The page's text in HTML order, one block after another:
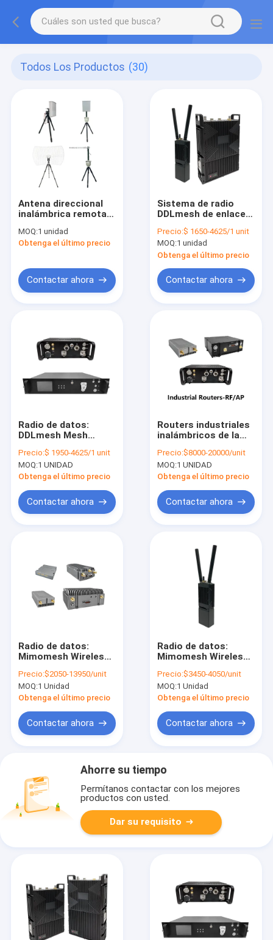
Todos Los Productos (30)
Antena direccional
inalámbrica remota
control servo para
seguimiento en
utilizando el
protocolo MAVLink y
motor servo sin
MOQ:1 unidad
Obtenga el último precio
Contactar ahora
Sistema de radio
DDLmesh de enlace
con baja latencia de
ultrarrango y
transmisión de datos
multicanal
Precio:$ 1650-4625/1 unit
MOQ:1 unidad
Obtenga el último precio
Contactar ahora
Radio de datos:
DDLmesh Mesh
Vehículo de enlace
de datos / montado
en el bastidor Serie-
baja latencia、bajo
costo Video HD y
a distancia Enlace de
Precio:$ 1950-4625/1 unit
MOQ:1 UNIDAD
Obtenga el último precio
Contactar ahora
Routers industriales
inalámbricos de la
Precio:$8000-20000/unit
MOQ:1 UNIDAD
Obtenga el último precio
Contactar ahora
Radio de datos:
Mimomesh Wireless
Lightweight Airborne
Series (Sería
aerotransportada
inalámbricas
mimomesh)
Precio:$2050-13950/unit
MOQ:1 Unidad
Obtenga el último precio
Contactar ahora
Radio de datos:
Mimomesh Wireless
datos - Serie de
múltiples
dispositivos
Precio:$3450-4050/unit
MOQ:1 Unidad
Obtenga el último precio
Contactar ahora
Ahorre su tiempo
Permítanos contactar con los mejores
productos con usted.
Dar su requisito